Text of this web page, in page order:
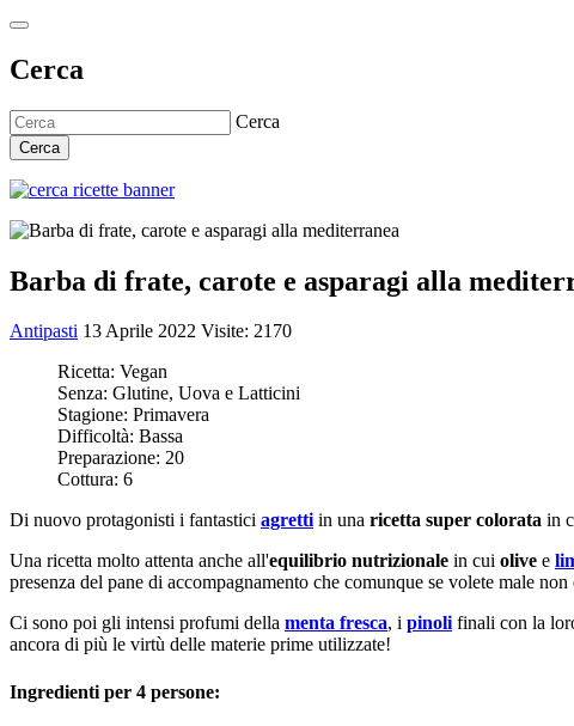
Cerca
Cerca
Cerca
Barba di frate, carote e asparagi alla
Antipasti 13 Aprile 2022 Visite: 2170
Ricetta: Vegan
Senza: Glutine, Uova e Latticini
Stagione: Primavera
Difficoltà: Bassa
Preparazione: 20
Cottura: 6
Di nuovo protagonisti i fantastici agrettiin una ricetta super colorata in
Una ricetta molto attenta anche all'equilibrio nutrizionale in cui olive e
presenza del pane di accompagnamento che comunque se volete male
Ci sono poi gli intensi profumi della menta fresca, i pinolifinali con la
ancora di più le virtù delle materie prime utilizzate!
Ingredienti per 4 persone: